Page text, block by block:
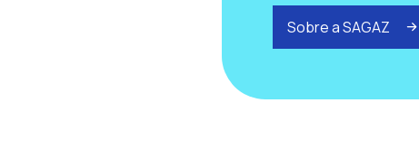
Sobre a SAGAZ